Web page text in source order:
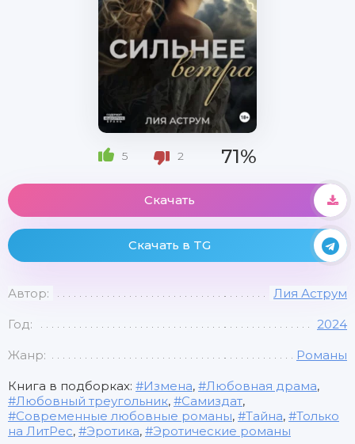
5 2 71%
Скачать
Скачать в TG
Автор: Лия Аструм
Год: 2024
Жанр: Романы
Книга в подборках: Измена, Любовная драма,
Любовный треугольник, Самиздат,
Современные любовные романы, Тайна,
Только
на ЛитРес, Эротика, Эротические романы